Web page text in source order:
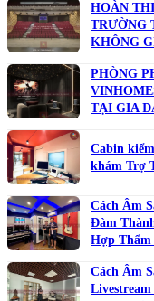
HOÀN
TRƯỜNG
KHÔNG
PHÒNG
TẠI GIA
Cabin
khám Trợ
Cách Âm
Đàm
Hợp Thẩm
Cách Âm